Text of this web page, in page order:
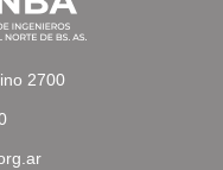
2700